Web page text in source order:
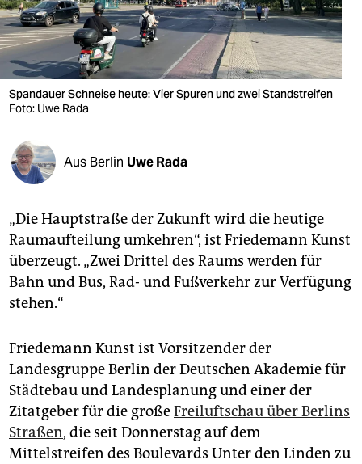
wahrheit
verlag
verlag
shop
fragen & hilfe
unterstützen
abo
genossenschaft
epaper login
Spandauer Schneise heute: Vier Spuren und zwei Standstreifen
Foto: Uwe Rada
Aus Berlin Uwe Rada
„Die Hauptstraße der Zukunft wird die heutige
Raumaufteilung umkehren“, ist Friedemann Kunst
überzeugt. „Zwei Drittel des Raums werden für
Bahn und Bus, Rad- und Fußverkehr zur Verfügung
stehen.“
Friedemann Kunst ist Vorsitzender der
Landesgruppe Berlin der Deutschen Akademie für
Städtebau und Landesplanung und einer der
Zitatgeber für die großeFreiluftschau über Berlins
Straßen, die seit Donnerstag auf dem
Mittelstreifen des Boulevards Unter den Linden zu